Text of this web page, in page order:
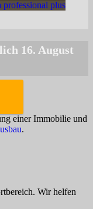
einer Immobilie und
.
Wir helfen